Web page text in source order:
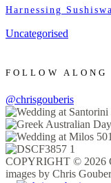
Harnessing
Uncategorised
FOLLOW ALONG
@chrisgouberis
COPYRIGHT © 2026
images by Chris